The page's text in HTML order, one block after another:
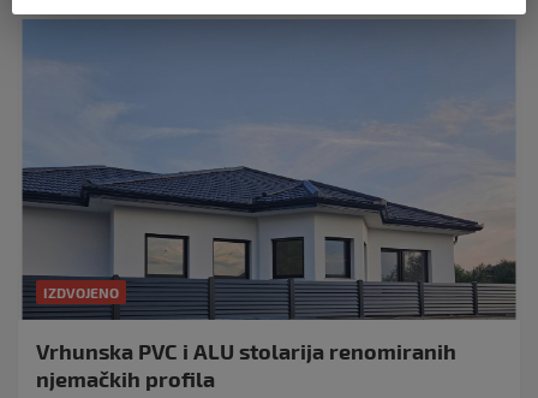
IZDVOJENO
Vrhunska PVC i ALU stolarija renomiranih
njemačkih profila